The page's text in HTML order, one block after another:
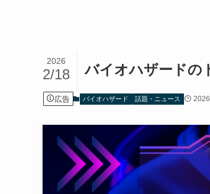
バイオハザードの
2026
2/18
広告 バイオハザード 話題・ニュース